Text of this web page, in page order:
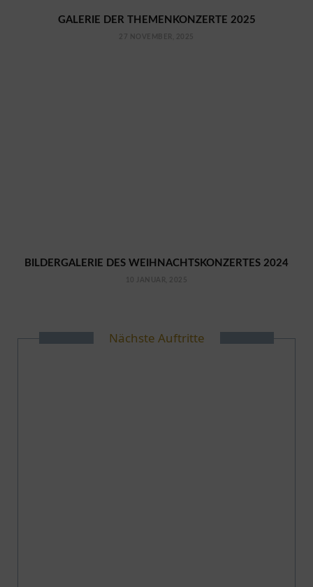
GALERIE DER THEMENKONZERTE 2025
BILDERGALERIE DES WEIHNACHTSKONZERTES 2024
Nächste Auftritte